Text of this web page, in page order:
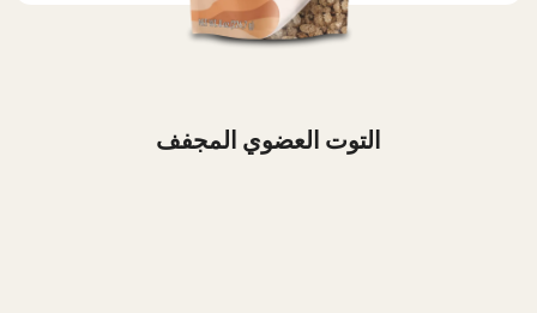
التوت العضوي المجفف